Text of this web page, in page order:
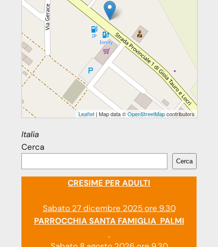
Leaflet | Map data ©OpenStreetMapcontributors
Italia
Cerca
Cerca
CRESIME PER ADULTI
Sabato 27 dicembre 2025 ore 9.30
PARROCCHIA SANTA FAMIGLIA PALMI